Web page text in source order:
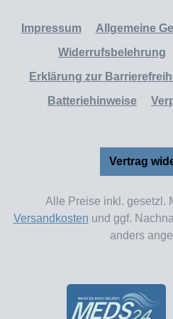
Impressum
Allgemeine
Widerrufsbelehrung
Erklärung zur
Batteriehinweise
Vertrag
Alle Preise inkl. gesetzl.
Versandkosten und ggf.
anders